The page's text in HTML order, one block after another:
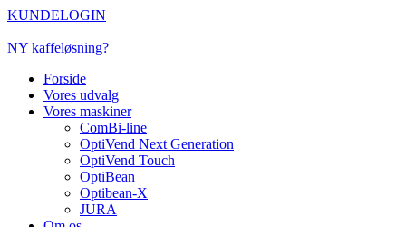
Videre
indhold
KUNDELOGIN
NY kaffeløsning?
Forside
Vores udvalg
Vores maskiner
ComBi-line
OptiVend Next Generation
OptiVend Touch
OptiBean
Optibean-X
JURA